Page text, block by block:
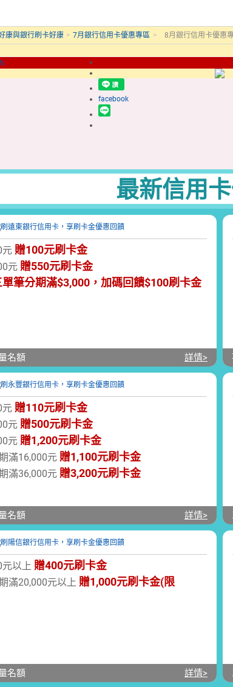
康與銀行刷卡好康 > 7月銀行信用卡優惠專區 > 8月銀行信用卡優惠
facebook
最新信用
元 贈100元刷卡金
元 贈550元刷卡金
筆分期滿$3,000，加碼回饋$100刷卡金
名額 詳情>
元 贈110元刷卡金
元 贈500元刷卡金
元 贈1,200元刷卡金
滿16,000元 贈1,100元刷卡金
滿36,000元 贈3,200元刷卡金
名額 詳情>
以上 贈400元刷卡金
滿20,000元以上 贈1,000元刷卡金(限
名額 詳情>